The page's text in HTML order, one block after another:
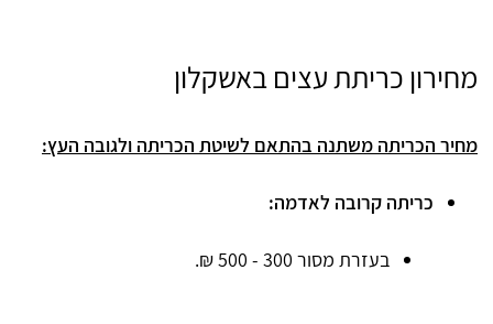
מחירון כריתת עצים באשקלון
מחיר הכריתה משתנה בהתאם לשיטת הכריתה ולגובה העץ:
כריתה קרובה לאדמה:
בעזרת מסור 300 - 500 ₪.